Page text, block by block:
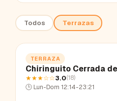
Todos Terrazas
TERRAZA
Chiringuito Cerrada
★★★☆☆3.0(18)
🕒 Lun-Dom 12:14-23:21